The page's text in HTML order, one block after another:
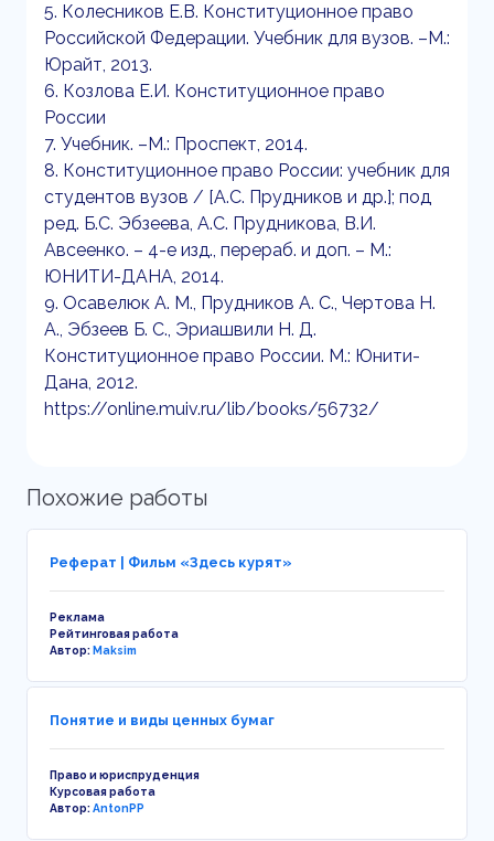
5. Колесников Е.В. Конституционное право
Российской Федерации. Учебник для вузов. –М.:
Юрайт, 2013.
6. Козлова Е.И. Конституционное право
России
7. Учебник. –М.: Проспект, 2014.
8. Конституционное право России: учебник для
студентов вузов / [А.С. Прудников и др.]; под
ред. Б.С. Эбзеева, А.С. Прудникова, В.И.
Авсеенко. – 4-е изд., перераб. и доп. – М.:
ЮНИТИ-ДАНА, 2014.
9. Осавелюк А. М., Прудников А. С., Чертова Н.
А., Эбзеев Б. С., Эриашвили Н. Д.
Конституционное право России. М.: Юнити-
Дана, 2012.
https://online.muiv.ru/lib/books/56732/
Похожие работы
Реферат | Фильм «Здесь курят»
Реклама
Рейтинговая работа
Автор:Maksim
Понятие и виды ценных бумаг
Право и юриспруденция
Курсовая работа
Автор:AntonPP